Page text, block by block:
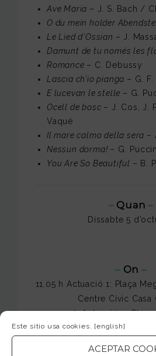
Este sitio usa cookies. [english]
ACEPTAR
Ave Maria – J. S. Bach /
O du mein holder
Le Lied d’Ossian – J.
Damunt de tu només les
Romance – C. Debussy
Lascia ch’io pianga – G. F.
E lucevan le stelle – G.
Ocell de bosc – J. Cos, J.
Vaqué
Il mare calmo della sera –
Nessun dorma! – G.
You Are So Beautiful – B.
–Quan –
Dissabte 5
–On –
11.05 h Actuació 1: Plaça
Centre Cívic Casa
11:50 h Actuació 2:
12:35 h Actuació 3: Plaça